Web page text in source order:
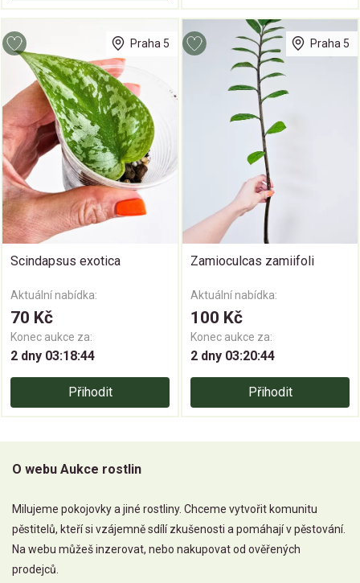
Praha 5
Scindapsus exotica
Aktuální nabídka:
70 Kč
Konec aukce za:
2 dny 03:18:43
Přihodit
Praha 5
Zamioculcas zamiifoli
Aktuální nabídka:
100 Kč
Konec aukce za:
2 dny 03:20:43
Přihodit
O webu Aukce rostlin
Milujeme pokojovky a jiné rostliny. Chceme vytvořit komunitu
pěstitelů, kteří si vzájemně sdílí zkušenosti a pomáhají v pěstování.
Na webu můžeš inzerovat, nebo nakupovat od ověřených
prodejců.